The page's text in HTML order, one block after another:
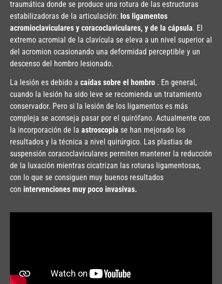
traumática donde se produce una rotura de las estructuras
estabilizadoras de la articulación: los ligamentos
acromioclaviculares y coracoclaviculares, y de la cápsula. El
extremo acromial de la clavícula se eleva a un nivel superior al
del acromion ocasionando una deformidad perceptible y un
descenso del hombro lesionado.
La lesión es debido a caídas sobre el hombro . En general,
cuando la lesión ha sido leve se recomienda un tratamiento
conservador. Pero si la lesión de los ligamentos es más
compleja se aconseja pasar por el quirófano. Actualmente con
la incorporación de la astroscopia se han mejorado los
resultados y la técnica a nivel quirúrgico. Las plastias de
suspensión coracoclaviculares permiten mantener la reducción
de la luxación mientras cicatrizan las roturas ligamentosas,
con lo que se consiguen muy buenos resultados
con intervenciones muy poco invasivas.